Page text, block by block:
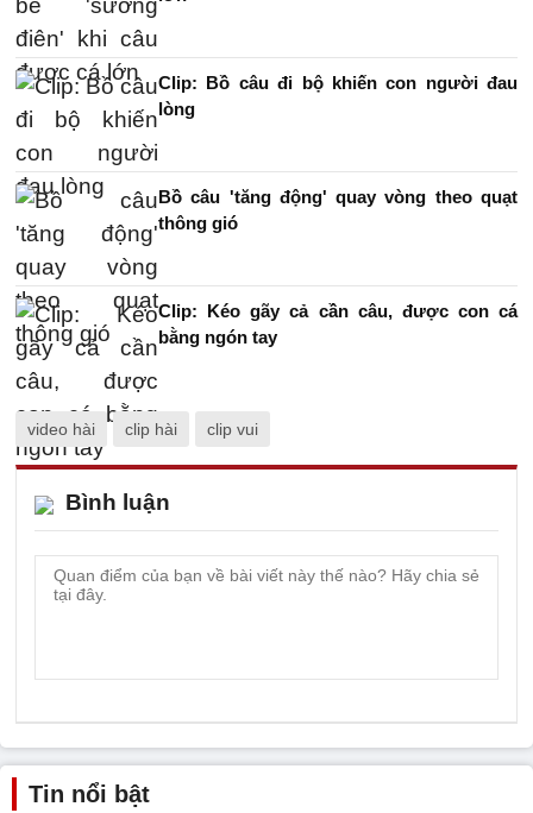
Clip: Bồ câu đi bộ khiến con người đau
lòng
Bồ câu 'tăng động' quay vòng theo quạt
thông gió
Clip: Kéo gãy cả cần câu, được con cá
bằng ngón tay
video hài clip hài clip vui
Bình luận
Tin nổi bật